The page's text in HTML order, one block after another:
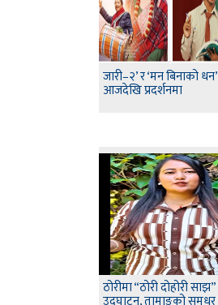
जारी–२’ र ‘मन बिनाको धन’
आजदेखि प्रदर्शनमा
ठोरीमा “ठोरी दोहोरी साझ”